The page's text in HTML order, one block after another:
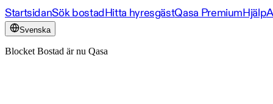
StartsidanSök bostadHitta hyresgästQasa PremiumHjälp
Svenska
Blocket Bostad är nu Qasa